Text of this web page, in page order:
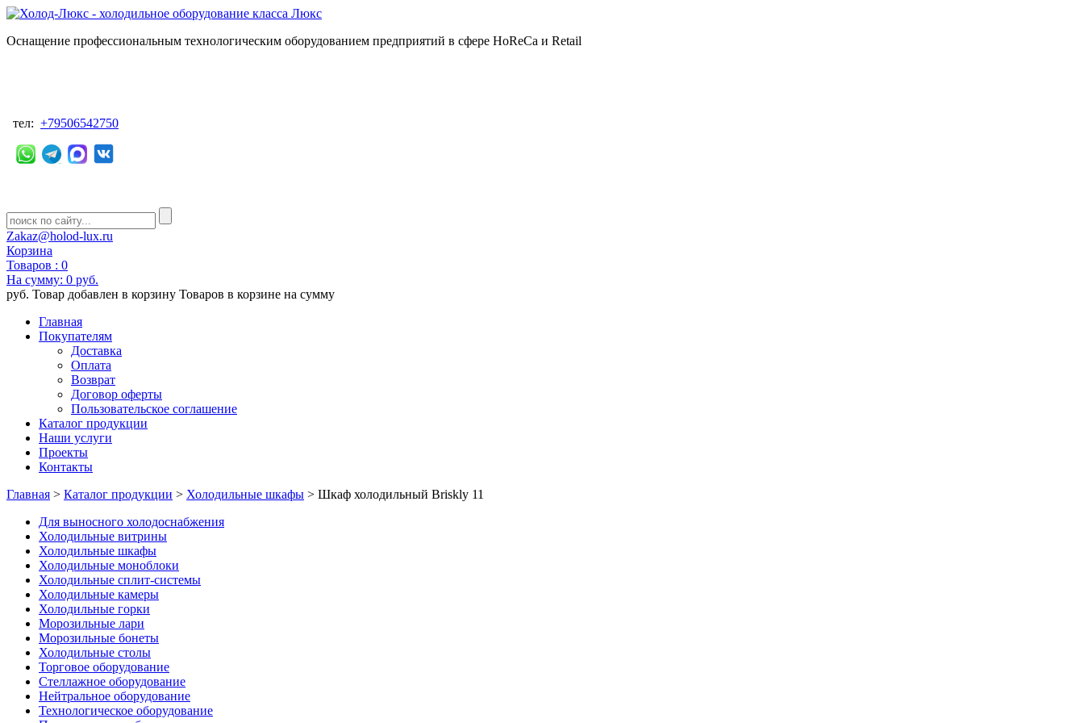
Оснащение профессиональным технологическим оборудованием предприятий в сфере HoReCa и Retail
тел: +79506542750
Zakaz@holod-lux.ru
Корзина
Товаров : 0
На сумму: 0 руб.
руб. Товар добавлен в корзину Товаров в корзине на сумму
Главная
Покупателям
Доставка
Оплата
Возврат
Договор оферты
Пользовательское соглашение
Каталог продукции
Наши услуги
Проекты
Контакты
Главная > Каталог продукции > Холодильные шкафы > Шкаф холодильный Briskly 11
Для выносного холодоснабжения
Холодильные витрины
Холодильные шкафы
Холодильные моноблоки
Холодильные сплит-системы
Холодильные камеры
Холодильные горки
Морозильные лари
Морозильные бонеты
Холодильные столы
Торговое оборудование
Стеллажное оборудование
Нейтральное оборудование
Технологическое оборудование